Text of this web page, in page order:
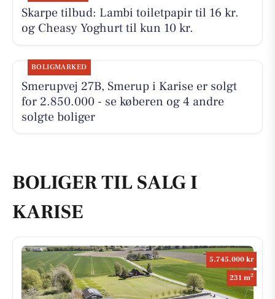
Skarpe tilbud: Lambi toiletpapir til 16 kr.
og Cheasy Yoghurt til kun 10 kr.
BOLIGMARKED
Smerupvej 27B, Smerup i Karise er solgt
for 2.850.000 - se køberen og 4 andre
solgte boliger
BOLIGER TIL SALG I
KARISE
5.745.000 kr
231 m2